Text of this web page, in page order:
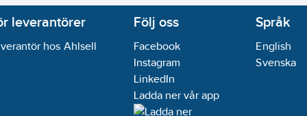
leverantörer
hos Ahlsell
Följ oss
Facebook
Instagram
LinkedIn
Ladda ner vår app
Språk
English
Svenska